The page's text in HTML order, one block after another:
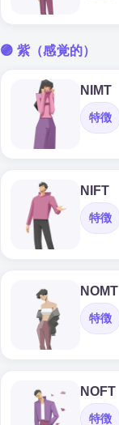
🟣 紫（感覚的）
NIMT
特徴
NIFT
特徴
NOMT
特徴
NOFT
特徴